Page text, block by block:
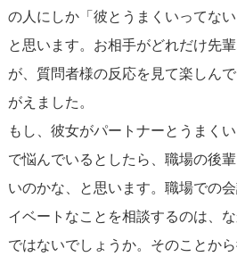
関係が冷えていて他の男性とも会
復が難しい可能性もあります。質
次に近い存在」になること。職場
して、まずは信頼される存在になる
う。
交際関係についての相談を受ける
です。
例えば「彼があまり会ってくれな
の人にしか「彼とうまくいってな
と思います。お相手がどれだけ先
が、質問者様の反応を見て楽しん
がえました。
もし、彼女がパートナーとうまく
で悩んでいるとしたら、職場の後
いのかな、と思います。職場での
イベートなことを相談するのは、
ではないでしょうか。そのことか